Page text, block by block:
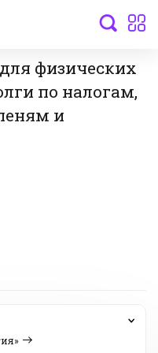
физических
по налогам,
и